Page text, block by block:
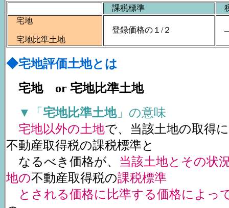
課税標準
宅地
宅地比準土地
登録価格の１/２
◆宅地評価土地とは
宅地 or 宅地比準土地
▼「 宅地比準土地」の意味
宅地以外の土地で、当該土地の取得
不動産取得税の課税標準と
なるべき価格が、 当該土地とその状
地の不動産取得税の課税標準
とされる価格に比準する価格によっ